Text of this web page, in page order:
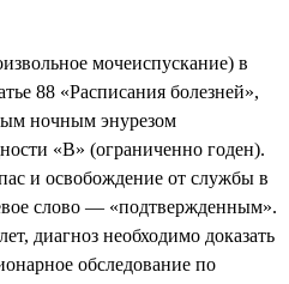
мочеиспускание) в
88 «Расписания болезней»,
ночным энурезом
«В» (ограниченно годен).
и освобождение от службы в
слово — «подтвержденным».
диагноз необходимо доказать
обследование по